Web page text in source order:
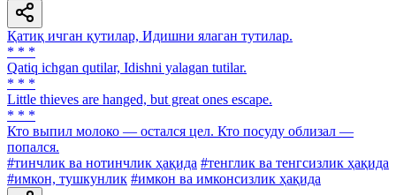
Қатиқ ичган қутилар, Идишни ялаган тутилар.
* * *
Qatiq ichgan qutilar, Idishni yalagan tutilar.
* * *
Little thieves are hanged, but great ones escape.
* * *
Кто выпил молоко — остался цел. Кто посуду облизал —
попался.
#тинчлик ва нотинчлик ҳақида #тенглик ва тенгсизлик ҳақида
#имкон, тушкунлик #имкон ва имконсизлик ҳақида